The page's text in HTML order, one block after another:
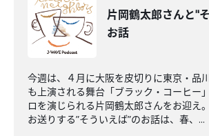
片岡鶴太郎さんと"
お話
今週は、４月に大阪を皮切りに東京・品
も上演される舞台「ブラック・コーヒー
ロを演じられる片岡鶴太郎さんをお迎え
お送りする”そういえば”のお話は、春、...